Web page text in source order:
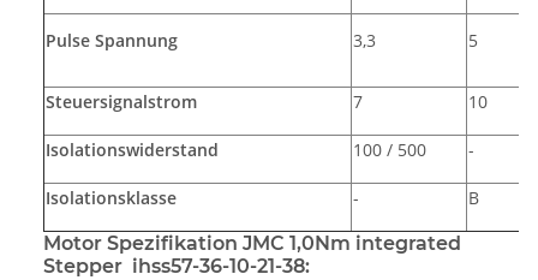
Pulse Spannung 3,3 5
Steuersignalstrom 7 10
Isolationswiderstand 100 / 500 -
Isolationsklasse -
B
Motor Spezifikation JMC 1,0Nm integrated
Stepper ihss57-36-10-21-38: